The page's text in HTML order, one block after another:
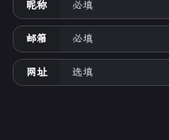
昵称
邮箱
网址